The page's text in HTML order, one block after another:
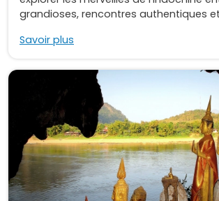
grandioses, rencontres authentiques
Savoir plus